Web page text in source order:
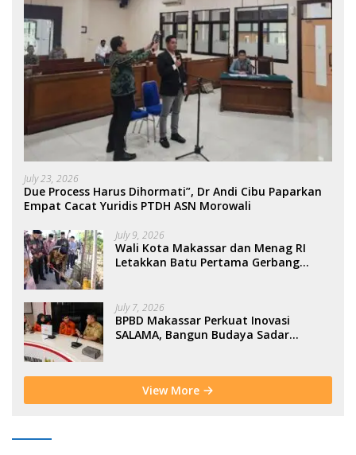
July 23, 2026
Due Process Harus Dihormati”, Dr Andi Cibu Paparkan
Empat Cacat Yuridis PTDH ASN Morowali
July 9, 2026
Wali Kota Makassar dan Menag RI
Letakkan Batu Pertama Gerbang
July 7, 2026
BPBD Makassar Perkuat Inovasi
SALAMA, Bangun Budaya Sadar
View More